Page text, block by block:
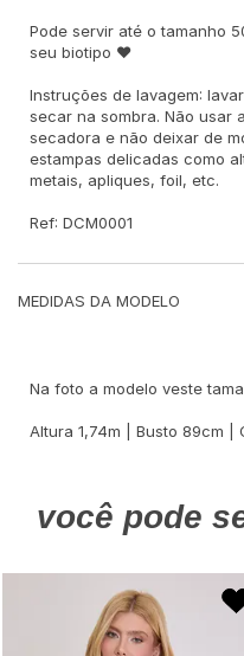
Pode servir até o tamanho
seu biotipo ♥
Instruções de lavagem:
secar na sombra. Não usar
secadora e não deixar de
estampas delicadas como
metais, apliques, foil, etc.
Ref: DCM0001
MEDIDAS DA MODELO
Na foto a modelo veste
Altura 1,74m | Busto 89cm |
você pode